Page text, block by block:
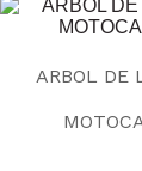
ARBOL DE